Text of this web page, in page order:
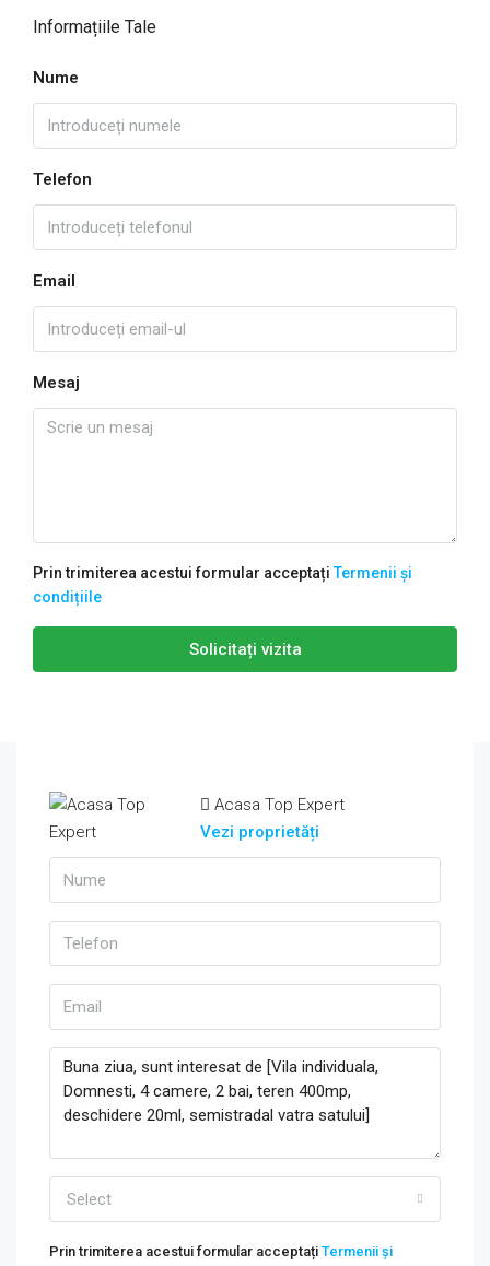
Informațiile Tale
Nume
Telefon
Email
Mesaj
Prin trimiterea acestui formular acceptațiTermenii și
condițiile
Solicitați vizita
Acasa Top Expert
Vezi proprietăți
Select
Prin trimiterea acestui formular acceptați Termenii și